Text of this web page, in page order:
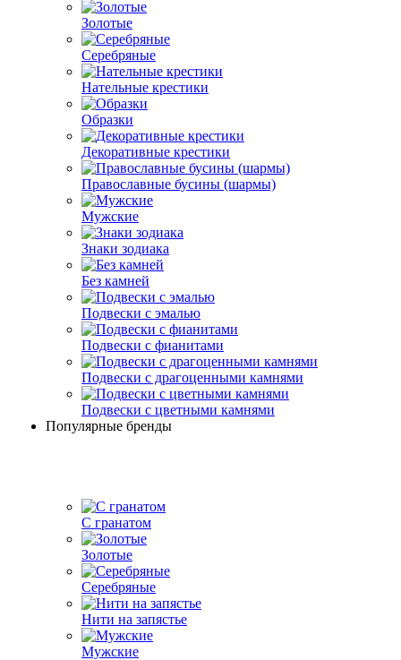
Золотые
Серебряные
Нательные крестики
Образки
Декоративные крестики
Православные бусины (шармы)
Мужские
Знаки зодиака
Без камней
Подвески с эмалью
Подвески с фианитами
Подвески с драгоценными камнями
Подвески с цветными камнями
Популярные бренды
С гранатом
Золотые
Серебряные
Нити на запястье
Мужские